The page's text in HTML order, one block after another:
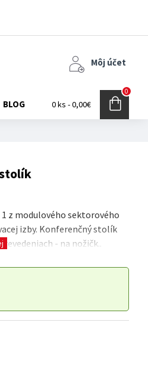
Môj účet
BLOG 0 ks - 0,00€
0
1 z modulového sektorového
izby. Konferenčný stolík
- na nožičk..